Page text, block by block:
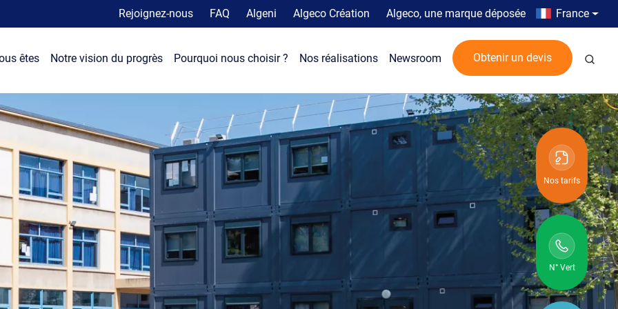
Top menu
Rejoignez-nous FAQ Algeni Algeco Création Algeco, une marque déposée Country menu
France
êtes Notre vision du progrès Pourquoi nous choisir ? Nos réalisations Newsroom Obtenir un devis
Nos tarifs
N° Vert
N° vert :